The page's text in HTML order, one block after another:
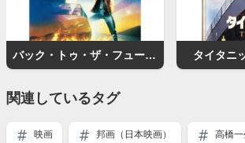
バック・トゥ・ザ・フューチャー タイタニ
関連しているタグ
映画 邦画（日本映画） 高橋一